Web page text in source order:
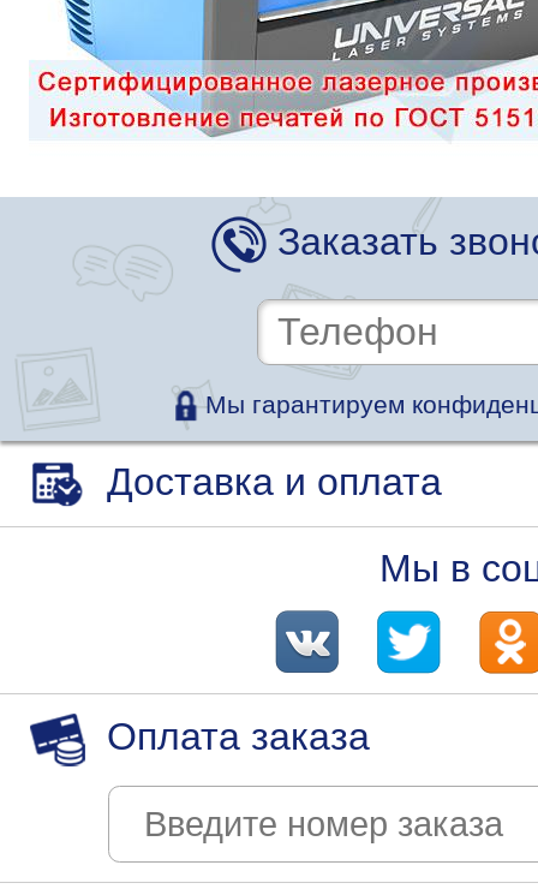
Заказать
Мы гарантируем
Доставка и оплата
Мы в
Оплата заказа